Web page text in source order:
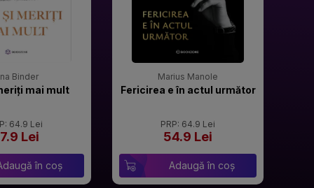
Binder
mai mult
64.9 Lei
Lei
în coș
Marius Manole
Fericirea e în actul următor
PRP: 64.9 Lei
54.9 Lei
Adaugă în coș